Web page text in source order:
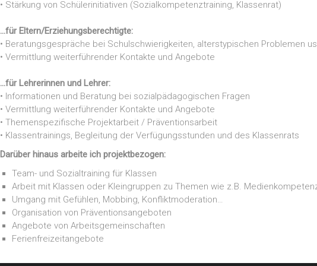
• Stärkung von Schülerinitiativen (Sozialkompetenztraining, Klassenrat)
…für Eltern/Erziehungsberechtigte:
• Beratungsgespräche bei Schulschwierigkeiten, alterstypischen Problemen
• Vermittlung weiterführender Kontakte und Angebote
…für Lehrerinnen und Lehrer:
• Informationen und Beratung bei sozialpädagogischen Fragen
• Vermittlung weiterführender Kontakte und Angebote
• Themenspezifische Projektarbeit / Präventionsarbeit
• Klassentrainings, Begleitung der Verfügungsstunden und des Klassenrats
Darüber hinaus arbeite ich projektbezogen:
Team- und Sozialtraining für Klassen
Arbeit mit Klassen oder Kleingruppen zu Themen wie z.B.
Umgang mit Gefühlen, Mobbing, Konfliktmoderation…
Organisation von Präventionsangeboten
Angebote von Arbeitsgemeinschaften
Ferienfreizeitangebote